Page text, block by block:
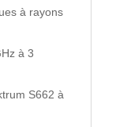
à rayons
à 3
S662 à